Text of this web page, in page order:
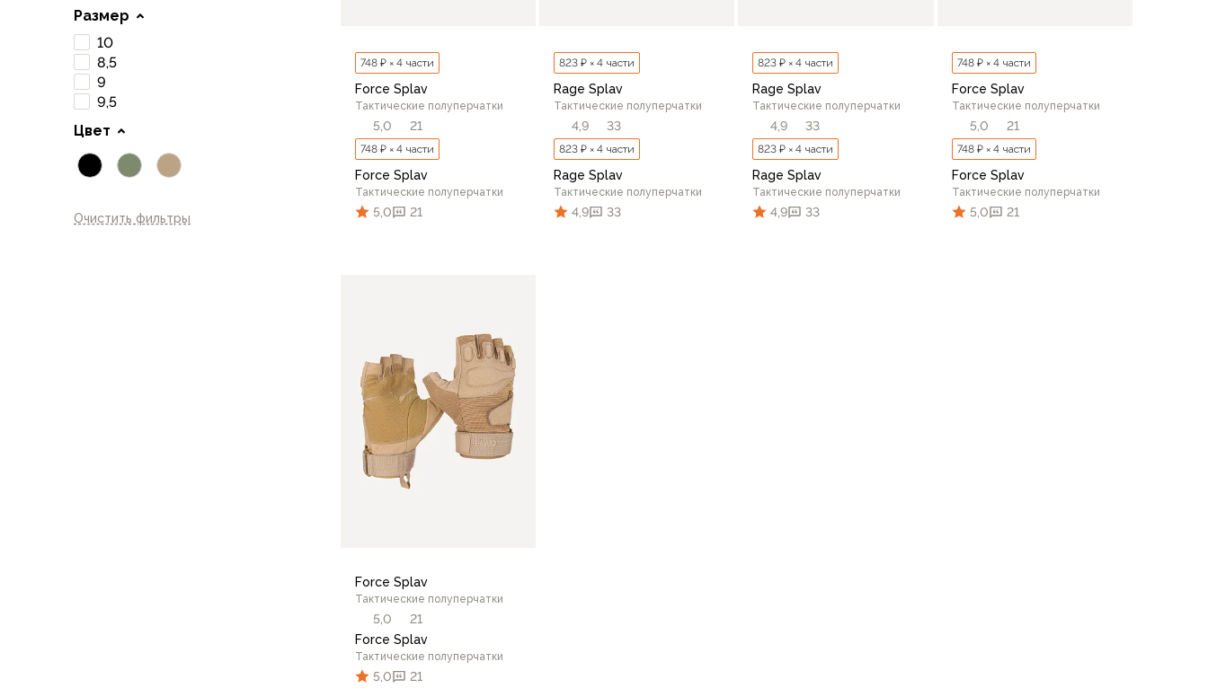
Термобелье
Термофутболки
Термокальсоны
Термотрусы
Комбинезоны, изотермики
Рубашки
Толстовки, худи
Нижнее белье
Женская одежда
Размер
10
8,5
9
9,5
Цвет
Очистить фильтры
748 ₽ × 4 части
Force Splav
Тактические полуперчатки
5,0 21
748 ₽ × 4 части
Force Splav
Тактические полуперчатки
5,0 21
В корзину
823 ₽ × 4 части
Rage Splav
Тактические полуперчатки
4,9 33
823 ₽ × 4 части
Rage Splav
Тактические полуперчатки
4,9 33
823 ₽ × 4 части
Rage Splav
Тактические полуперчатки
4,9 33
823 ₽ × 4 части
Rage Splav
Тактические полуперчатки
4,9 33
748 ₽ × 4 части
Force Splav
Тактические полуперчатки
5,0 21
748 ₽ × 4 части
Force Splav
Тактические полуперчатки
5,0 21
Force Splav
Тактические полуперчатки
5,0
21
Force Splav
Тактические полуперчатки
5,0 21